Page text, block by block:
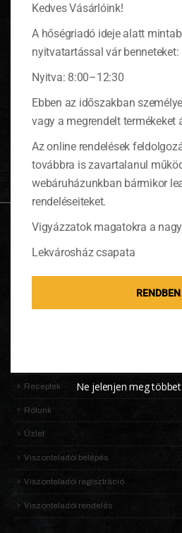
KOSÁR
Nincsenek termékek a kosárban.
OLDALTÉRKÉP
Általános Szerződési Feltételek (ÁSZF)
Receptek
Rólunk
Üzlet
Viszonteladói belépés
Viszonteladói regisztráció
Viszonteladói rendelés
Kedves Vásárlóink!
A hőségriadó ideje alatt
nyitvatartással vár benneteket:
Nyitva: 8:00–12:30
Ebben az időszakban
vagy a megrendelt termékeket
Az online rendelések
továbbra is zavartalanul
webáruházunkban bármikor
rendeléseiteket.
Vigyázzatok magatokra a
Lekvárosház csapata
RENDBEN
Ne jelenjen meg